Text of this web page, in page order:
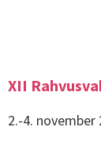
XII
2.-4. november